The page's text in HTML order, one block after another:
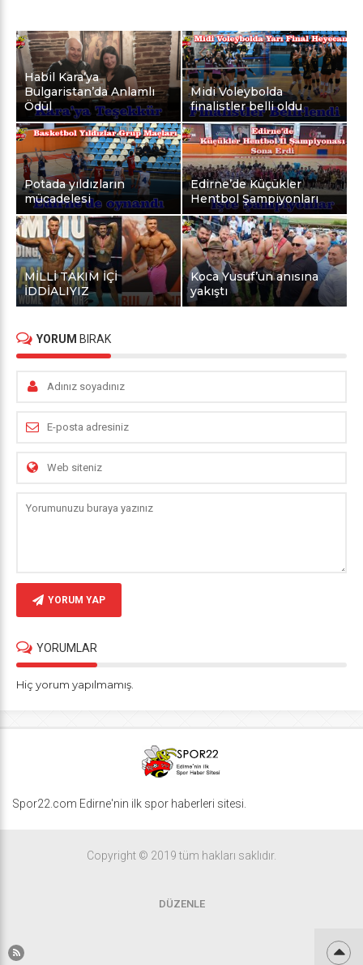
Habil Kara’ya
Bulgaristan’da Anlamlı
Ödül
Midi Voleybolda
finalistler belli oldu
Potada yıldızların
mücadelesi
Edirne’de Küçükler
Hentbol Şampiyonları
MİLLİ TAKIM İÇİ
İDDİALIYIZ
Koca Yusuf’un anısına
yakıştı
YORUM BIRAK
YORUM YAP
YORUMLAR
Hiç yorum yapılmamış.
Spor22.com Edirne'nin ilk spor haberleri sitesi.
Copyright © 2019 tüm hakları saklıdır.
DÜZENLE